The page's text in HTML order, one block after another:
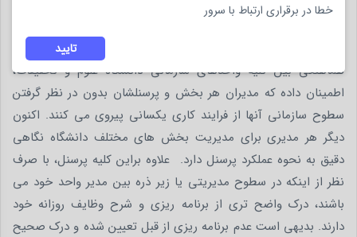
ارزش آفرینی پس از پیاده سازی
تسکینو با ایجاد سازگاری و
هماهنگی بین کلیه واحدهای سازمانی دانشگاه علوم و تحقیقات،
اطمینان داده که مدیران هر بخش و پرسنلشان بدون در نظر گرفتن
سطوح سازمانی آنها از فرایند کاری یکسانی پیروی می کنند. اکنون
دیگر هر مدیری برای مدیریت بخش های مختلف دانشگاه نگاهی
دقیق به نحوه عملکرد پرسنل دارد. علاوه براین کلیه پرسنل، با صرف
نظر از اینکه در سطوح مدیریتی یا زیر ذره بین مدیر واحد خود می
باشند، درک واضح تری از برنامه ریزی و شرح وظایف روزانه خود
دارند. بدیهی است عدم برنامه ریزی از قبل تعیین شده و درک صحیح
خطا در برقراری ارتباط با سرور
تایید